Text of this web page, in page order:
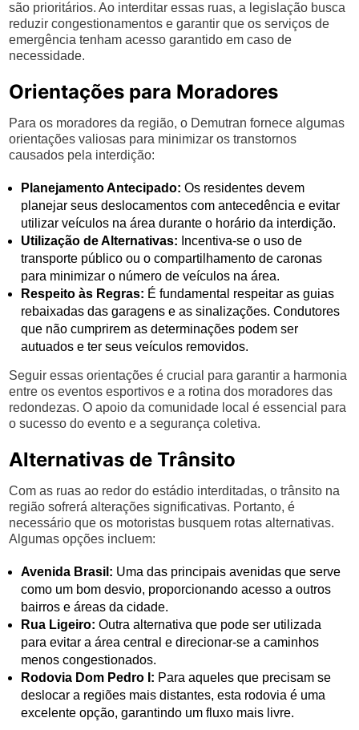
são prioritários. Ao interditar essas ruas, a legislação busca
reduzir congestionamentos e garantir que os serviços de
emergência tenham acesso garantido em caso de
necessidade.
Orientações para Moradores
Para os moradores da região, o Demutran fornece algumas
orientações valiosas para minimizar os transtornos
causados pela interdição:
Planejamento Antecipado: Os residentes devem
planejar seus deslocamentos com antecedência e evitar
utilizar veículos na área durante o horário da interdição.
Utilização de Alternativas: Incentiva-se o uso de
transporte público ou o compartilhamento de caronas
para minimizar o número de veículos na área.
Respeito às Regras: É fundamental respeitar as guias
rebaixadas das garagens e as sinalizações. Condutores
que não cumprirem as determinações podem ser
autuados e ter seus veículos removidos.
Seguir essas orientações é crucial para garantir a harmonia
entre os eventos esportivos e a rotina dos moradores das
redondezas. O apoio da comunidade local é essencial para
o sucesso do evento e a segurança coletiva.
Alternativas de Trânsito
Com as ruas ao redor do estádio interditadas, o trânsito na
região sofrerá alterações significativas. Portanto, é
necessário que os motoristas busquem rotas alternativas.
Algumas opções incluem:
Avenida Brasil: Uma das principais avenidas que serve
como um bom desvio, proporcionando acesso a outros
bairros e áreas da cidade.
Rua Ligeiro: Outra alternativa que pode ser utilizada
para evitar a área central e direcionar-se a caminhos
menos congestionados.
Rodovia Dom Pedro I: Para aqueles que precisam se
deslocar a regiões mais distantes, esta rodovia é uma
excelente opção, garantindo um fluxo mais livre.